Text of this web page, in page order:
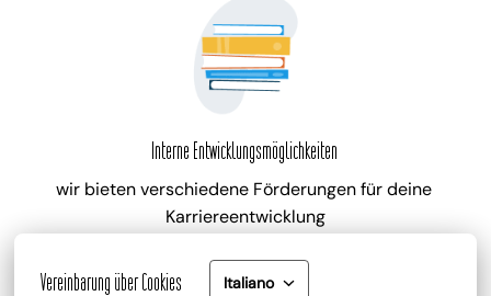
Vereinbarung über Cookies Italiano
Interne Entwicklungsmöglichkeiten
wir bieten verschiedene Förderungen für deine
Karriereentwicklung